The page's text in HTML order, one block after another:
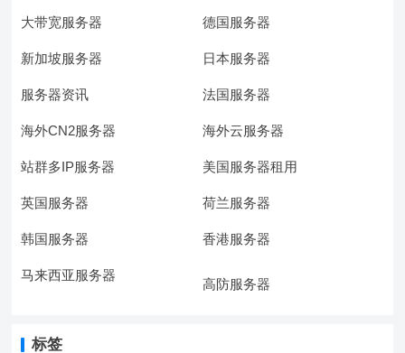
大带宽服务器 德国服务器
新加坡服务器 日本服务器
服务器资讯 法国服务器
海外CN2服务器 海外云服务器
站群多IP服务器 美国服务器租用
英国服务器 荷兰服务器
韩国服务器 香港服务器
马来西亚服务器
高防服务器
标签